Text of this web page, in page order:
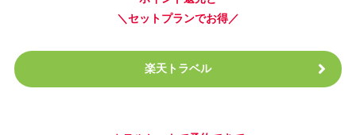
＼セットプランでお得／
楽天トラベル